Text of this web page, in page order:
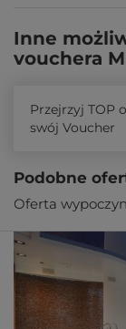
Oferta
Inne
vouchera
Przejrzyj TOP
swój Voucher
Podobne